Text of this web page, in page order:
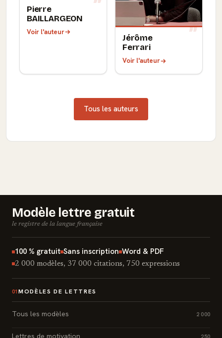
Pierre
BAILLARGEON
Voir l'auteur
Jérôme
Ferrari
Voir l'auteur
Tous les auteurs
Modèle lettre gratuit
le registre de la langue française
100 % gratuit Sans inscription Word & PDF
2 000 modèles, 37 000 citations, 750 expressions
01 MODÈLES DE LETTRES
Tous les modèles 2 000
Lettres de motivation